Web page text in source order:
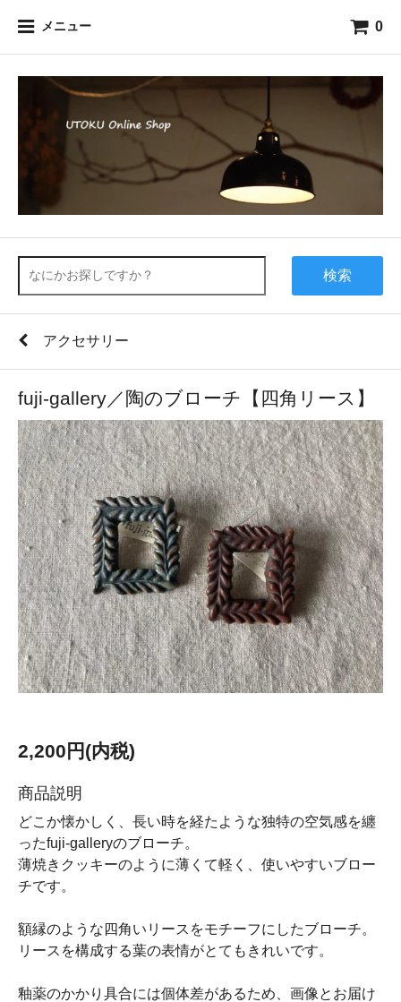
メニュー 0
検索
アクセサリー
fuji-gallery／陶のブローチ【四角リース】
2,200円(内税)
商品説明
どこか懐かしく、長い時を経たような独特の空気感を纏
ったfuji-galleryのブローチ。
薄焼きクッキーのように薄くて軽く、使いやすいブロー
チです。
額縁のような四角いリースをモチーフにしたブローチ。
リースを構成する葉の表情がとてもきれいです。
釉薬のかかり具合には個体差があるため、画像とお届け